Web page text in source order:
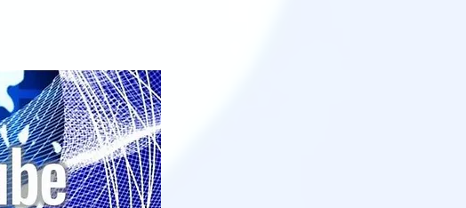
индивидуальные шторки у каждого
спального места. Они позволят
пассажирам закрыть свою полку во
время сна или отдыха, создав ощуще